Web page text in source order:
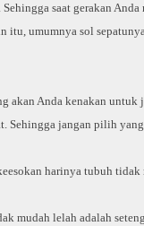
saat gerakan
itu, umumnya sol
akan Anda kenakan
Sehingga jangan pilih
harinya tubuh
mudah lelah adalah